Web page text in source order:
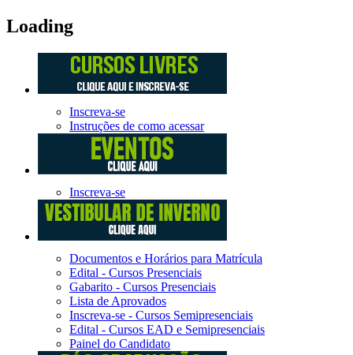
Loading
Inscreva-se
Instruções de como acessar
Inscreva-se
Documentos e Horários para Matrícula
Edital - Cursos Presenciais
Gabarito - Cursos Presenciais
Lista de Aprovados
Inscreva-se - Cursos Semipresenciais
Edital - Cursos EAD e Semipresenciais
Painel do Candidato